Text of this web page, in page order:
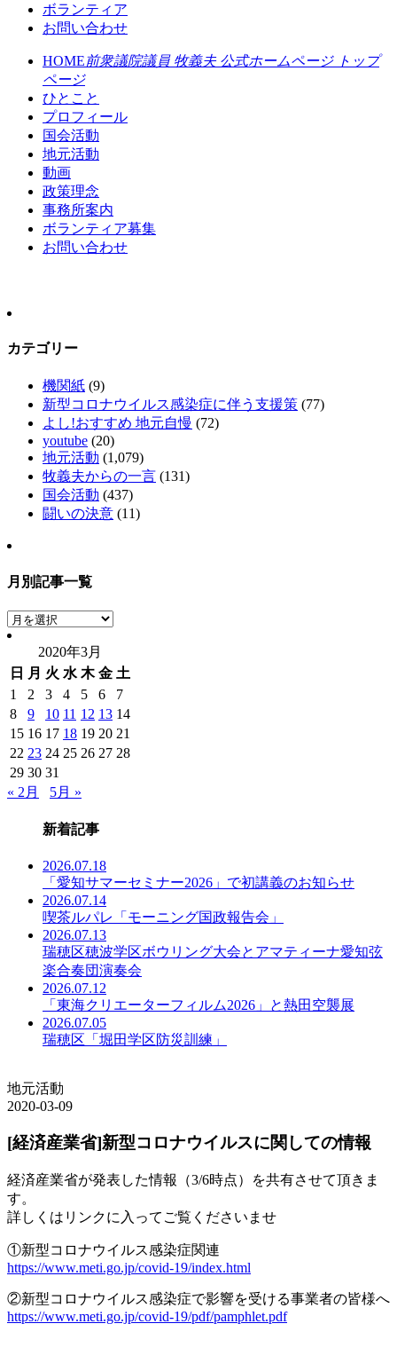
ボランティア
お問い合わせ
HOME前衆議院議員 牧義夫 公式ホームページ トップ
ページ
ひとこと
プロフィール
国会活動
地元活動
動画
政策理念
事務所案内
ボランティア募集
お問い合わせ
カテゴリー
機関紙 (9)
新型コロナウイルス感染症に伴う支援策 (77)
よし!おすすめ 地元自慢 (72)
youtube (20)
地元活動 (1,079)
牧義夫からの一言 (131)
国会活動 (437)
闘いの決意 (11)
月別記事一覧
月
別
事
一
覧
2020年3月
日
月 火 水 木 金 土
1
2 3 4 5 6
7
8
9 10 11 12 13 14
15 16 17 18 19 20 21
22 23 24 25 26 27 28
29 30 31
« 2月
5月 »
新着記事
2026.07.18
「愛知サマーセミナー2026」で初講義のお知らせ
2026.07.14
喫茶ルパレ「モーニング国政報告会」
2026.07.13
瑞穂区穂波学区ボウリング大会とアマティーナ愛知弦
楽合奏団演奏会
2026.07.12
「東海クリエーターフィルム2026」と熱田空襲展
2026.07.05
瑞穂区「堀田学区防災訓練」
地元活動
2020-03-09
[経済産業省]新型コロナウイルスに関しての情報
経済産業省が発表した情報（3/6時点）を共有させて頂きま
す。
詳しくはリンクに入ってご覧くださいませ
①新型コロナウイルス感染症関連
https://www.meti.go.jp/covid-19/index.html
②新型コロナウイルス感染症で影響を受ける事業者の皆様へ
https://www.meti.go.jp/covid-19/pdf/pamphlet.pdf